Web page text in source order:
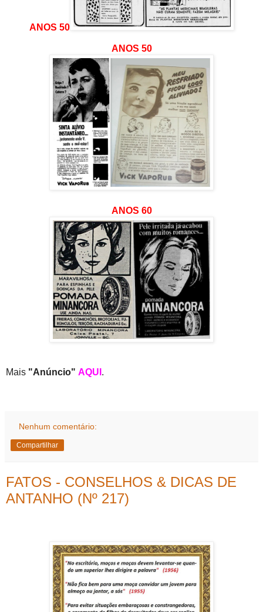
ANOS 50
ANOS 50
ANOS 60
Mais "Anúncio" AQUI .
Nenhum comentário:
Compartilhar
FATOS - CONSELHOS & DICAS DE
ANTANHO (Nº 217)